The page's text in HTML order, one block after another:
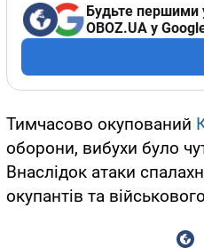
Будьте першими
OBOZ.UA у
Тимчасово окупований
оборони, вибухи було
Внаслідок атаки
окупантів та